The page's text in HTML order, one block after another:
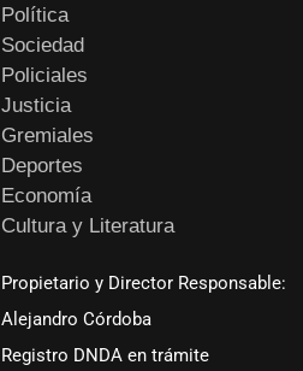
Política
Sociedad
Policiales
Justicia
Gremiales
Deportes
Economía
Cultura y Literatura
Propietario y Director Responsable:
Alejandro Córdoba
Registro DNDA en trámite